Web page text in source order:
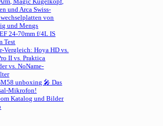
und Arca Swiss-
von
und Mengs
24-70mm f/4L IS
Test
Vergleich: Hoya HD vs.
II vs. Praktica
vs. NoName-
unboxing 🎤 Das
Mikrofon!
Katalog und Bilder